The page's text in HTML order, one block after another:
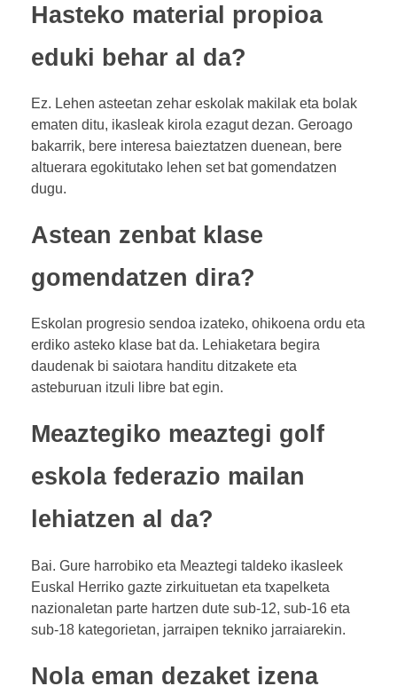
Hasteko material propioa
eduki behar al da?
Ez. Lehen asteetan zehar eskolak makilak eta bolak
ematen ditu, ikasleak kirola ezagut dezan. Geroago
bakarrik, bere interesa baieztatzen duenean, bere
altuerara egokitutako lehen set bat gomendatzen
dugu.
Astean zenbat klase
gomendatzen dira?
Eskolan progresio sendoa izateko, ohikoena ordu eta
erdiko asteko klase bat da. Lehiaketara begira
daudenak bi saiotara handitu ditzakete eta
asteburuan itzuli libre bat egin.
Meaztegiko meaztegi golf
eskola federazio mailan
lehiatzen al da?
Bai. Gure harrobiko eta Meaztegi taldeko ikasleek
Euskal Herriko gazte zirkuituetan eta txapelketa
nazionaletan parte hartzen dute sub-12, sub-16 eta
sub-18 kategorietan, jarraipen tekniko jarraiarekin.
Nola eman dezaket izena